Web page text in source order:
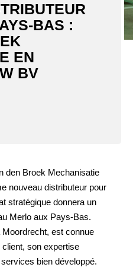
BAS :
EN
BV
den Broek Mechanisatie
nouveau distributeur pour
stratégique donnera un
Merlo aux Pays-Bas.
est connue
son expertise
bien développé.